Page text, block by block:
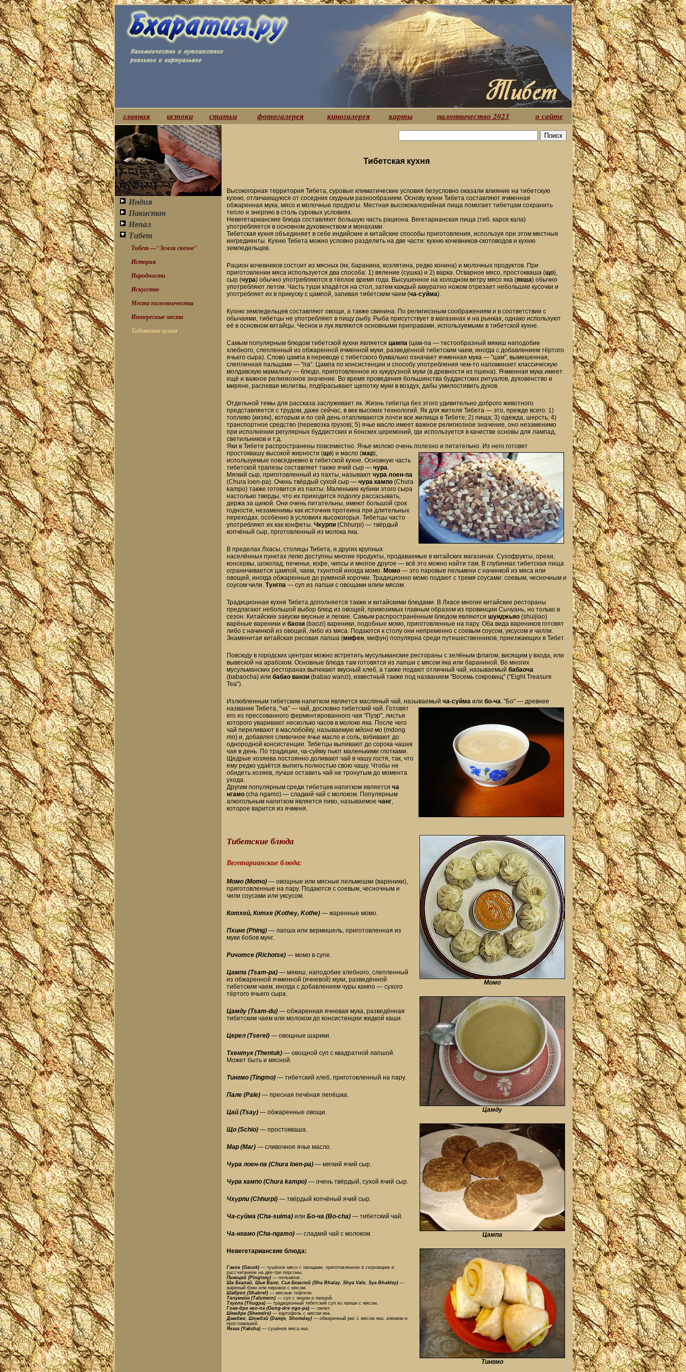
главная истоки статьи фотогалерея киногалерея карты паломничество 2023 о сайте
Индия
Пакистан
Непал
Тибет
Тибет —"Земля снегов"
История
Народности
Искусство
Места паломничества
Интересные места
Тибетская кухня
Тибетская кухня
Высокогорная территория Тибета, суровые климатические условия безусловно оказали влияние на тибетскую
кухню, отличающуюся от соседних скудным разнообразием. Основу кухни Тибета составляют ячменная
обжаренная мука, мясо и молочные продукты. Местная высококалорийная пища помогает тибетцам сохранить
тепло и энергию в столь суровых условиях.
Невегетарианские блюда составляют большую часть рациона. Вегетарианская пища (тиб. карсе кала)
употребляется в основном духовенством и монахами.
Тибетская кухня объединяет в себе индийские и китайские способы приготовления, используя при этом местные
ингредиенты. Кухню Тибета можно условно разделить на две части: кухню кочевников-скотоводов и кухню
земледельцев.
Рацион кочевников состоит из мясных (як, баранина, козлятина, редко конина) и молочных продуктов. При
приготовлении мяса используется два способа: 1) вяление (сушка) и 2) варка. Отварное мясо, простокваша (що),
сыр (чура) обычно употребляются в тёплое время года. Высушенное на холодном ветру мясо яка (якша) обычно
употребляют летом. Часть туши кладётся на стол, затем каждый аккуратно ножом отрезает небольшие кусочки и
употребляет их в прикуску с цампой, запивая тибетским чаем (ча-суйма).
Кухню земледельцев составляют овощи, а также свинина. По религиозным соображениям и в соответствии с
обычаями, тибетцы не употребляют в пищу рыбу. Рыба присутствует в магазинах и на рынках, однако используют
её в основном китайцы. Чеснок и лук являются основными приправами, используемыми в тибетской кухне.
Самым популярным блюдом тибетской кухни является цампа(цам-па — тестообразный мякиш наподобие
хлебного, слепленный из обжаренной ячменной муки, разведённой тибетским чаем, иногда с добавлением тёртого
ячьего сыра). Слово цампа в переводе с тибетского буквально означает ячменная мука — "цам", вымешенная,
слепленная пальцами — "па". Цампа по консистенции и способу употребления чем-то напоминает классическую
молдавскую мамалыгу — блюдо, приготовленное из кукурузной муки (в древности из пшена). Ячменная мука имеет
ещё и важное религиозное значение. Во время проведения большинства буддистских ритуалов, духовенство и
миряне, распевая молитвы, подбрасывают щепотку муки в воздух, дабы умилостивить духов.
Отдельной темы для рассказа заслуживает як. Жизнь тибетца без этого удивительно доброго животного
представляется с трудом, даже сейчас, в век высоких технологий. Як для жителя Тибета — это, прежде всего: 1)
топливо (кизяк), которым и по сей день отапливаются почти все жилища в Тибете; 2) пища; 3) одежда, шерсть; 4)
транспортное средство (перевозка грузов); 5) ячье масло имеет важное религиозное значение, оно незаменимо
при исполнении регулярных буддистских и бонских церемоний, где используется в качестве основы для лампад,
светильников и т.д.
Яки в Тибете распространены повсеместно. Ячье молоко очень полезно и питательно. Из него готовят
простоквашу высокой жирности (що) и масло (мар),
используемые повседневно в тибетской кухне. Основную часть
тибетской трапезы составляет также ячий сыр — чура.
Мягкий сыр, приготовленный из пахты, называют чура лоен-па
(Chura loen-pa). Очень твёрдый сухой сыр — чура кампо(Chura
kampo) также готовится из пахты. Маленькие кубики этого сыра
настолько тверды, что их приходится подолгу рассасывать,
держа за щекой. Они очень питательны, имеют большой срок
годности, незаменимы как источник протеина при длительных
переходах, особенно в условиях высокогорья. Тибетцы часто
употребляют их как конфеты. Чхурпи(Сhhurpi) — твёрдый
копчёный сыр, прготовленный из молока яка.
В пределах Лхасы, столицы Тибета, и других крупных
населённых пунктах легко доступны многие продукты, продаваемые в китайских магазинах. Сухофрукты, орехи,
консервы, шоколад, печенье, кофе, чипсы и многое другое — всё это можно найти там. В глубинках тибетская пища
ограничивается цампой, чаем, тхунгпой иногда момо. Момо— это паровые пельмени с начинкой из мяса или
овощей, иногда обжаренные до румяной корочки. Традиционно момо подают с тремя соусами: соевым, чесночным и
соусом чили. Тунгпа— суп из лапши с овощами или\и мясом.
Традиционная кухня Тибета дополняется также и китайскими блюдами. В Лхасе многие китайские рестораны
предлагают небольшой выбор блюд из овощей, привозимых главным образом из провинции Сычуань, но только в
сезон. Китайские закуски вкусные и легкие. Самым распространённым блюдом являются шуиджьяо(shuijiao)
варёные вареники и баози(baozi) вареники, подобные момо, приготовленные на пару. Оба вида вареников готовят
либо с начинкой из овощей, либо из мяса. Подаются к столу они непременно с соевым соусом, уксусом и чилли.
Знаменитая китайская рисовая лапша (мифен, мифун) популярна среди путешественников, приезжающих в Тибет.
Повсюду в городских центрах можно встретить мусульманские рестораны с зелёным флагом, висящим у входа, или
вывеской на арабском. Основные блюда там готовятся из лапши с мясом яка или бараниной. Во многих
мусульманских ресторанах выпекают вкусный хлеб, а также подают отличный чай, называемый бабаоча
(babaocha) или бабао ванзи(babao wanzi), известный также под названием "Восемь сокровищ" ("Eight Treasure
Tea").
Излюбленным тибетским напитком является масляный чай, называемый ча-суймаили бо-ча. "Бо" —древнее
название Тибета, "ча" — чай, дословно тибетский чай. Готовят
его из прессованного ферментированного чая "Пуэр", листья
которого уваривают несколько часов в молоке яка. После чего
чай переливают в маслобойку, называемую мдонг мо(mdong
mo) и, добавляя сливочное ячье масло и соль, взбивают до
однородной консистенции. Тибетцы выпивают до сорока чашек
чая в день. По традиции, ча-суйму пьют маленькими глотками.
Щедрые хозяева постоянно доливают чай в чашу гостя, так, что
ему редко удаётся выпить полностью свою чашу. Чтобы не
обидеть хозяев, лучше оставить чай не тронутым до момента
ухода.
Другим популярным среди тибетцев напитком является ча
нгамо(сha ngamo) — сладкий чай с молоком. Популярным
алкогольным напитком является пиво, называемое чанг,
которое варится из ячменя.
Тибетские блюда
Вегетарианские блюда:
Момо (Momo)— овощные или мясные пельмешки (вареники),
приготовленные на пару. Подаются с соевым, чесночным и
чили соусами или уксусом.
Котхей, Котхе (Kothey, Kothe)— жаренные момо.
Пхинг (Phing) — лапша или вермишель, приготовленная из
муки бобов мунг.
Ричотсе (Richotse)— момо в супе.
Цампа (Tsam-pa)— мякиш, наподобие хлебного, слепленный
из обжаренной ячменной (ячневой) муки, разведённой
тибетским чаем, иногда с добавлением чуры кампо — сухого
тёртого ячьего сыра.
Цамду (Tsam-du)— обжаренная ячневая мука, разведённая
тибетским чаем или молоком до консистенции жидкой каши.
Церел (Tserel) — овощные шарики.
Тхентук (Thentuk)— овощной суп с квадратной лапшой.
Может быть и мясной.
Тингмо (Tingmo)— тибетский хлеб, приготовленный на пару.
Пале (Pale) — пресная печёная лепёшка.
Цай (Tsay)— обжаренные овощи.
Що (Schio) — простокваша.
Мар (Mar)— сливочное ячье масло.
Чура лоен-па (Chura loen-pa)— мягкий ячий сыр.
Чура кампо (Chura kampo)— очень твёрдый, сухой ячий сыр.
Чхурпи (Chhurpi)— твёрдый копчёный ячий сыр.
Ча-суйма (Cha-suima)или Бо-ча (Bo-cha)— тибетский чай.
Ча-нгамо (Cha-ngamo)— сладкий чай с молоком.
Невегетарианские блюда:
Гакок (Gacok)— тушёное мясо с овощами, приготовленное в скороварке и
рассчитанное на две-три персоны.
Пингцей (Pingtsey)— пельмени .
Ша Бхалай, Шья Вале, Сья Бхаклей (Sha Bhalay, Shya Vale, Sya Bhakley)—
жареный блин или пирожок с мясом.
Шабрел (Shabrel)— мясные тефтели.
Талумейн (Talumein)— суп с яицом и лапшой.
Тхугпа (Thugpa)— традиционный тибетский суп из лапши с мясом.
Гонг-дре нго-па (Gong-dre ngo-pa)— омлет.
Шемдре (Shemdre)— картофель с мясом яка.
Дамдже, Шомдэй (Damje, Shomday)— обжаренный рис с мясом яка, изюмом и
простоквашей.
Якша (Yaksha)— сушёное мяса яка.
Момо
Цамду
Цампа
Тингмо